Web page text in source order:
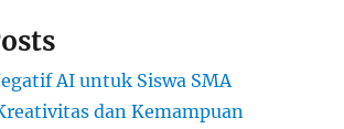
AI untuk Siswa SMA
dan Kemampuan